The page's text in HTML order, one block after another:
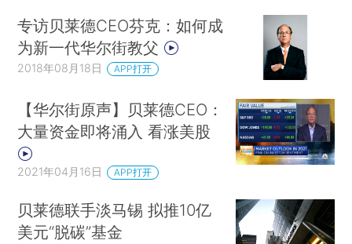
专访贝莱德CEO芬克：如何成
为新一代华尔街教父
2018年08月18日 APP打开
【华尔街原声】贝莱德CEO：
大量资金即将涌入 看涨美股
2021年04月16日 APP打开
贝莱德联手淡马锡 拟推10亿
美元“脱碳”基金